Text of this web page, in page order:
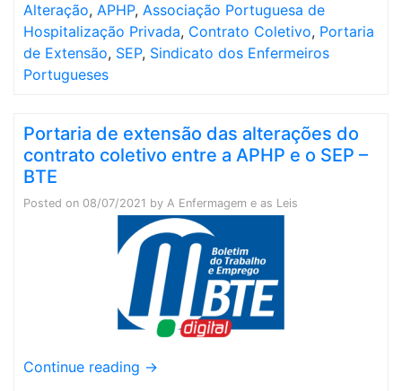
Alteração, APHP, Associação Portuguesa de
Hospitalização Privada, Contrato Coletivo, Portaria
de Extensão, SEP, Sindicato dos Enfermeiros
Portugueses
Portaria de extensão das alterações do
contrato coletivo entre a APHP e o SEP –
BTE
Posted on 08/07/2021 by A Enfermagem e as Leis
Continue reading →